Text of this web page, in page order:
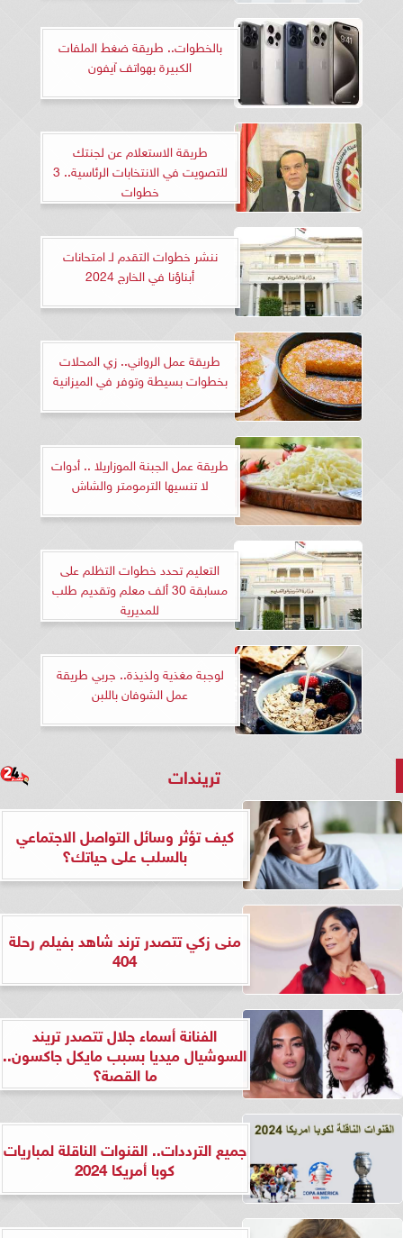
بالخطوات.. طريقة ضغط الملفات
الكبيرة بهواتف آيفون
طريقة الاستعلام عن لجنتك
للتصويت في الانتخابات الرئاسية.. 3
خطوات
ننشر خطوات التقدم لـ امتحانات
أبناؤنا في الخارج 2024
طريقة عمل الرواني.. زي المحلات
بخطوات بسيطة وتوفر في الميزانية
طريقة عمل الجبنة الموزاريلا .. أدوات
لا تنسيها الترمومتر والشاش
التعليم تحدد خطوات التظلم على
مسابقة 30 ألف معلم وتقديم طلب
للمديرية
لوجبة مغذية ولذيذة.. جربي طريقة
عمل الشوفان باللبن
تريندات
كيف تؤثر وسائل التواصل الاجتماعي
بالسلب على حياتك؟
منى زكي تتصدر ترند شاهد بفيلم رحلة
404
الفنانة أسماء جلال تتصدر تريند
السوشيال ميديا بسبب مايكل جاكسون..
ما القصة؟
جميع الترددات.. القنوات الناقلة لمباريات
كوبا أمريكا 2024